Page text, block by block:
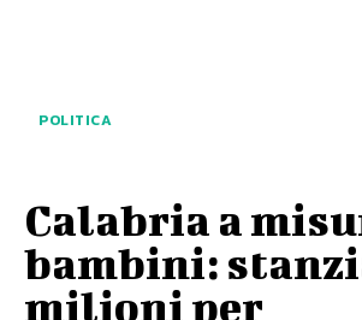
POLITICA
Calabria a
bambini:
milioni per